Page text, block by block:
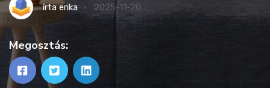
írtaerika 2025-11-20
Megosztás: